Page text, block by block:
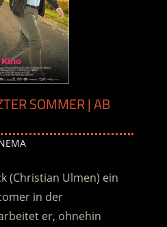
SOMMER | AB
(Christian Ulmen) ein
in der
er, ohnehin